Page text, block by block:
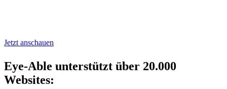
Jetzt anschauen
Eye-Able unterstützt über 20.000
Websites: